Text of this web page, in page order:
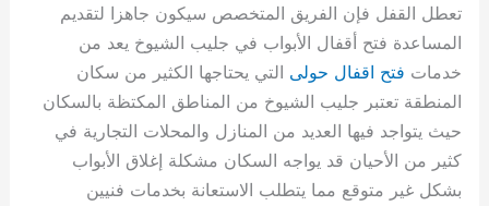
تعطل القفل فإن الفريق المتخصص سيكون جاهزا لتقديم
المساعدة فتح أقفال الأبواب في جليب الشيوخ يعد من
خدمات فتح اقفال حولى التي يحتاجها الكثير من سكان
المنطقة تعتبر جليب الشيوخ من المناطق المكتظة بالسكان
حيث يتواجد فيها العديد من المنازل والمحلات التجارية في
كثير من الأحيان قد يواجه السكان مشكلة إغلاق الأبواب
بشكل غير متوقع مما يتطلب الاستعانة بخدمات فنيين